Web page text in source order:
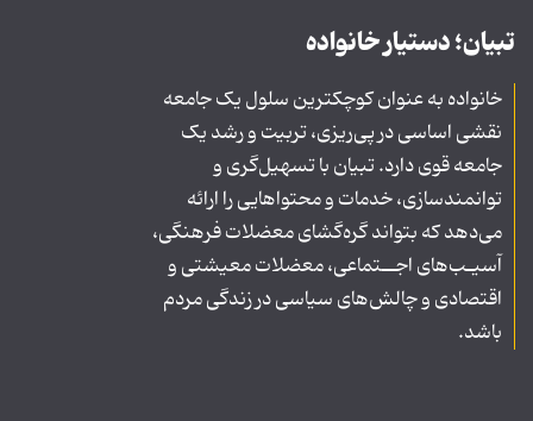
تبیان؛ دستیار خانواده
خانواده به عنوان کوچکترین سلول یک جامعه
نقشی اساسی در پی‌ریزی، تربیت و رشد یک
جامعه قوی دارد. تبیان با تسهیل‌گری و
توانمندسازی، خدمات و محتواهایی را ارائه
می‌دهد که بتواند گره‌گشای معضلات فرهنگی،
آسیـب‌های اجــتماعی، معضلات معیشتی و
اقتصادی و چالش‌های سیاسی در زندگی مردم
باشد.